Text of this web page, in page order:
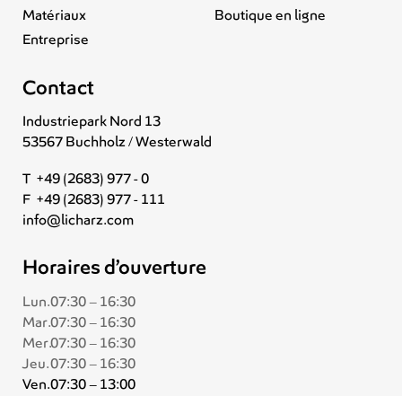
Matériaux
Entreprise
Boutique en ligne
Contact
Industriepark Nord 13
53567 Buchholz / Westerwald
T +49 (2683) 977 - 0
F +49 (2683) 977 - 111
info@licharz.com
Horaires d’ouverture
Lun.07:30 – 16:30
Mar.07:30 – 16:30
Mer.07:30 – 16:30
Jeu.07:30 – 16:30
Ven.07:30 – 13:00